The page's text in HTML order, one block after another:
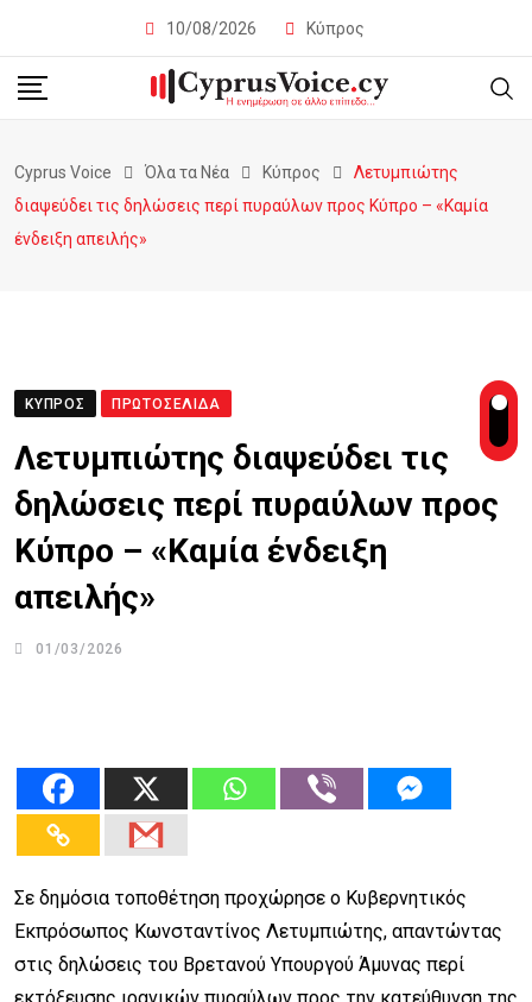
10/08/2026 Κύπρος
Cyprus Voice Όλα τα Νέα Κύπρος
Λετυμπιώτης
διαψεύδει τις δηλώσεις περί πυραύλων προς Κύπρο – «Καμία
ένδειξη απειλής»
ΚΎΠΡΟΣ ΠΡΩΤΟΣΈΛΙΔΑ
Λετυμπιώτης διαψεύδει τις
δηλώσεις περί πυραύλων προς
Κύπρο – «Καμία ένδειξη
απειλής»
01/03/2026
Σε δημόσια τοποθέτηση προχώρησε ο Κυβερνητικός
Εκπρόσωπος Κωνσταντίνος Λετυμπιώτης, απαντώντας
στις δηλώσεις του Βρετανού Υπουργού Άμυνας περί
εκτόξευσης ιρανικών πυραύλων προς την κατεύθυνση της